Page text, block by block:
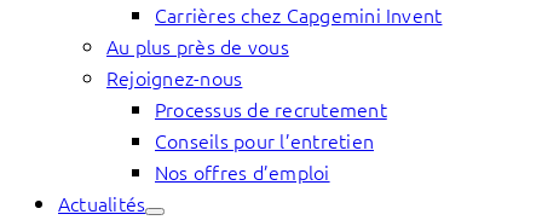
Carrières chez Capgemini Invent
Au plus près de vous
Rejoignez-nous
Processus de recrutement
Conseils pour l’entretien
Nos offres d’emploi
Actualités